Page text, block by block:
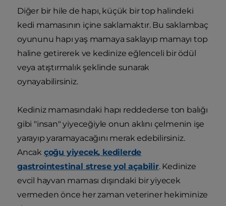
Diğer bir hile de hapı, küçük bir top halindeki
kedi mamasının içine saklamaktır. Bu saklambaç
oyununu hapı yaş mamaya saklayıp mamayı top
haline getirerek ve kedinize eğlenceli bir ödül
veya atıştırmalık şeklinde sunarak
oynayabilirsiniz.
Kediniz mamasındaki hapı reddederse ton balığı
gibi "insan" yiyeceğiyle onun aklını çelmenin işe
yarayıp yaramayacağını merak edebilirsiniz.
Ancak çoğu yiyecek, kedilerde
gastrointestinal strese yol açabilir. Kedinize
evcil hayvan maması dışındaki bir yiyecek
vermeden önce her zaman veteriner hekiminize